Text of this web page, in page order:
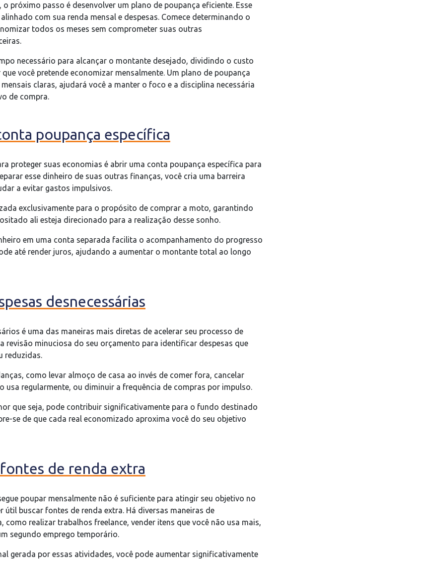
próximo passo é desenvolver um plano de poupança eficiente. Esse
com sua renda mensal e despesas. Comece determinando o
todos os meses sem comprometer suas outras
necessário para alcançar o montante desejado, dividindo o custo
você pretende economizar mensalmente. Um plano de poupança
claras, ajudará você a manter o foco e a disciplina necessária
de compra.
poupança específica
proteger suas economias é abrir uma conta poupança específica para
esse dinheiro de suas outras finanças, você cria uma barreira
a evitar gastos impulsivos.
exclusivamente para o propósito de comprar a moto, garantindo
ali esteja direcionado para a realização desse sonho.
em uma conta separada facilita o acompanhamento do progresso
até render juros, ajudando a aumentar o montante total ao longo
desnecessárias
é uma das maneiras mais diretas de acelerar seu processo de
revisão minuciosa do seu orçamento para identificar despesas que
reduzidas.
como levar almoço de casa ao invés de comer fora, cancelar
usa regularmente, ou diminuir a frequência de compras por impulso.
que seja, pode contribuir significativamente para o fundo destinado
se de que cada real economizado aproxima você do seu objetivo
de renda extra
poupar mensalmente não é suficiente para atingir seu objetivo no
útil buscar fontes de renda extra. Há diversas maneiras de
como realizar trabalhos freelance, vender itens que você não usa mais,
segundo emprego temporário.
gerada por essas atividades, você pode aumentar significativamente